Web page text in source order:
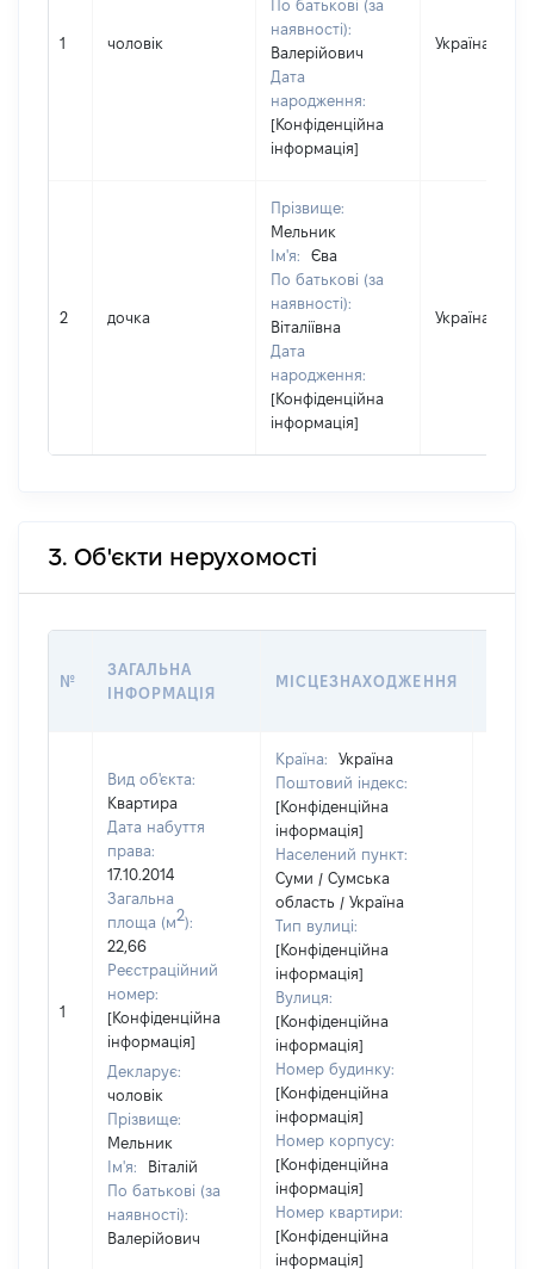
1 чоловік
По батькові (за
наявності):
Валерійович
Дата
народження:
[Конфіденційна
інформація]
Україна
2 дочка
Прізвище:
Мельник
Ім'я:
Єва
По батькові (за
наявності):
Віталіївна
Дата
народження:
[Конфіденційна
інформація]
Україна
3. Об'єкти нерухомості
№
ЗАГАЛЬНА
ІНФОРМАЦІЯ
МІСЦЕЗНАХОДЖЕННЯ
1
Вид об'єкта:
Квартира
Дата набуття
права:
17.10.2014
Загальна
площа (м2):
22,66
Реєстраційний
номер:
[Конфіденційна
інформація]
Декларує:
чоловік
Прізвище:
Мельник
Ім'я:
Віталій
По батькові (за
наявності):
Валерійович
Країна:
Україна
Поштовий індекс:
[Конфіденційна
інформація]
Населений пункт:
Суми / Сумська
область / Україна
Тип вулиці:
[Конфіденційна
інформація]
Вулиця:
[Конфіденційна
інформація]
Номер будинку:
[Конфіденційна
інформація]
Номер корпусу:
[Конфіденційна
інформація]
Номер квартири:
[Конфіденційна
інформація]